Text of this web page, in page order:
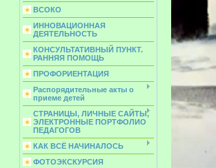
ВСОКО
ИННОВАЦИОННАЯ
ДЕЯТЕЛЬНОСТЬ
КОНСУЛЬТАТИВНЫЙ ПУНКТ.
РАННЯЯ ПОМОЩЬ
ПРОФОРИЕНТАЦИЯ
Распорядительные акты о
приеме детей
СТРАНИЦЫ, ЛИЧНЫЕ САЙТЫ,
ЭЛЕКТРОННЫЕ ПОРТФОЛИО
ПЕДАГОГОВ
КАК ВСЁ НАЧИНАЛОСЬ
ФОТОЭКСКУРСИЯ